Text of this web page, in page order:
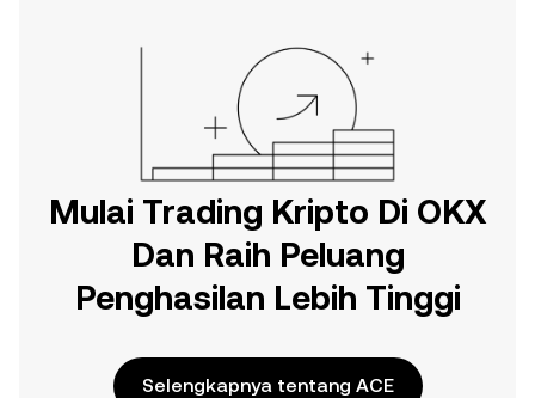
Mulai Trading Kripto Di OKX
Dan Raih Peluang
Penghasilan Lebih Tinggi
Selengkapnya tentang ACE